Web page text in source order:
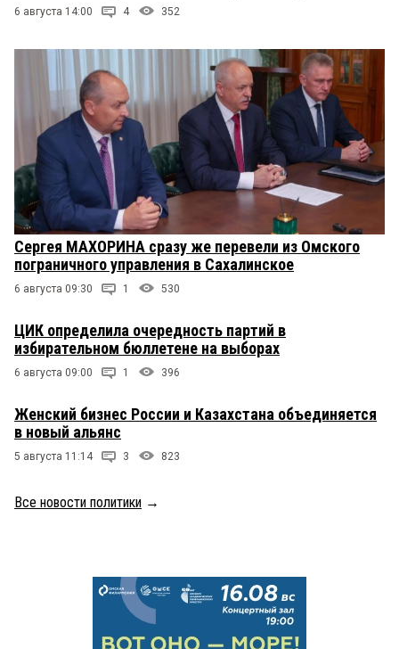
6 августа 14:00 4 352
Сергея МАХОРИНА сразу же перевели из Омского
пограничного управления в Сахалинское
6 августа 09:30 1 530
ЦИК определила очередность партий в
избирательном бюллетене на выборах
6 августа 09:00 1 396
Женский бизнес России и Казахстана объединяется
в новый альянс
5 августа 11:14 3 823
Все новости политики →